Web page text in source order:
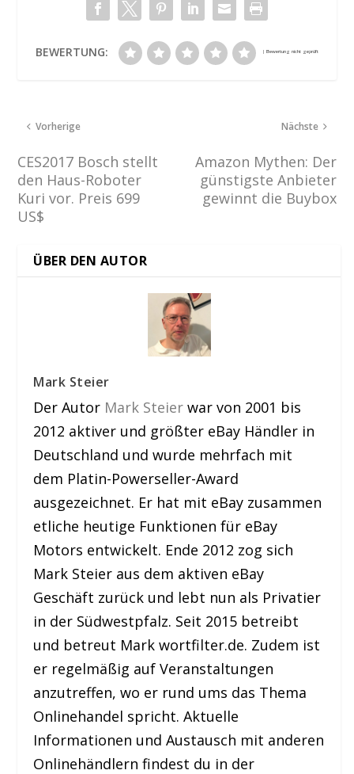
BEWERTUNG:
Vorherige
CES2017 Bosch stellt
den Haus-Roboter
Kuri vor. Preis 699
US$
Nächste
Amazon Mythen: Der
günstigste Anbieter
gewinnt die Buybox
ÜBER DEN AUTOR
Mark Steier
Der Autor Mark Steier war von 2001 bis
2012 aktiver und größter eBay Händler in
Deutschland und wurde mehrfach mit
dem Platin-Powerseller-Award
ausgezeichnet. Er hat mit eBay zusammen
etliche heutige Funktionen für eBay
Motors entwickelt. Ende 2012 zog sich
Mark Steier aus dem aktiven eBay
Geschäft zurück und lebt nun als Privatier
in der Südwestpfalz. Seit 2015 betreibt
und betreut Mark wortfilter.de. Zudem ist
er regelmäßig auf Veranstaltungen
anzutreffen, wo er rund ums das Thema
Onlinehandel spricht. Aktuelle
Informationen und Austausch mit anderen
Onlinehändlern findest du in der